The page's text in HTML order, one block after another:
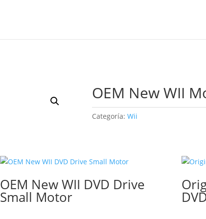
OEM New WII
Categoría: Wii
OEM New WII DVD Drive
Small Motor